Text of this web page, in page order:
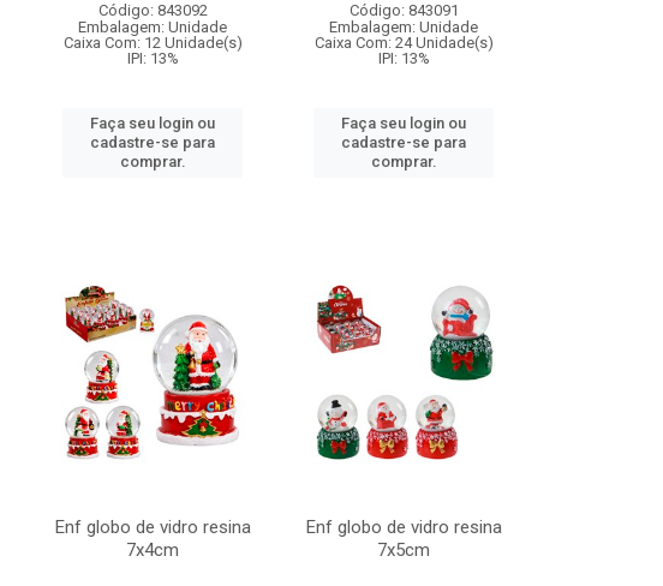
Código: 843092
Embalagem: Unidade
Caixa Com: 12 Unidade(s)
IPI: 13%
Faça seu login ou
cadastre-se para
comprar.
Código: 843091
Embalagem: Unidade
Caixa Com: 24 Unidade(s)
IPI: 13%
Faça seu login ou
cadastre-se para
comprar.
Enf globo de vidro resina
7x4cm
Enf globo de vidro resina
7x5cm